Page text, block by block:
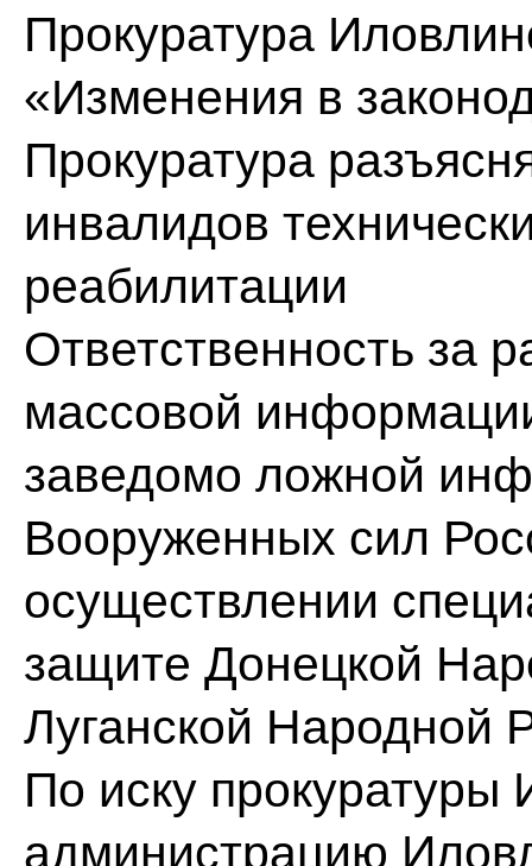
Прокуратура
«Изменения в
Прокуратура
инвалидов
реабилитации
Ответственность за
массовой
заведомо ложной
Вооруженных сил
осуществлении
защите Донецкой
Луганской Народной
По иску прокуратуры
администрацию